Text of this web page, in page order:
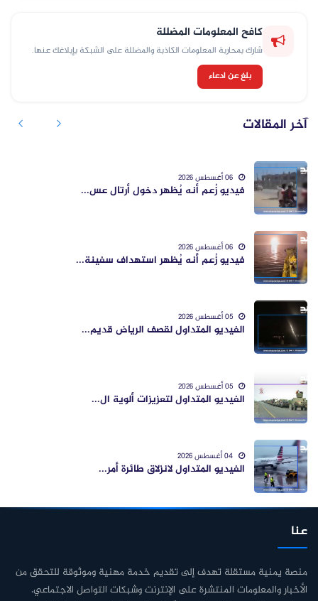
كافح المعلومات المضللة
شارك بمحاربة المعلومات الكاذبة والمضللة على الشبكة بإبلاغك عنها.
بلغ عن ادعاء
آخر المقالات
فيديو زُعم أنه يُظهر دخول أرتال عس...
فيديو زُعم أنه يُظهر استهداف سفينة...
الفيديو المتداول لقصف الرياض قديم...
الفيديو المتداول لتعزيزات ألوية ال...
الفيديو المتداول لانزلاق طائرة أمر...
عنا
منصة يمنية مستقلة تهدف إلى تقديم خدمة مهنية وموثوقة للتحقق من
الأخبار والمعلومات المنتشرة على الإنترنت وشبكات التواصل الاجتماعي.